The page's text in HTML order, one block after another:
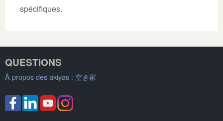
spécifiques.
QUESTIONS
À propos des akiyas : 空き家